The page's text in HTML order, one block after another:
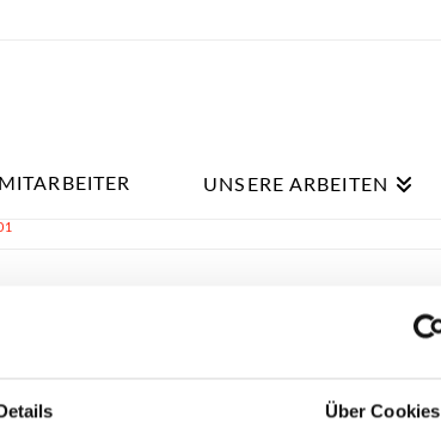
Über Cookies
UNSERE ARBEITEN
2016